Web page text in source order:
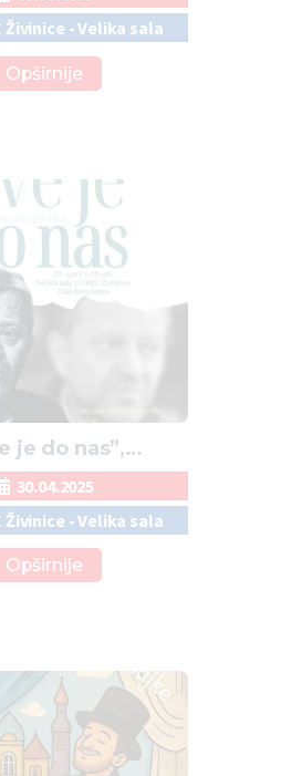
- Velika sala
Opširnije
je do nas”,
Emira
30.04.2025
- Velika sala
Opširnije